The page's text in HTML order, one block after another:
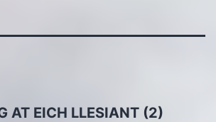
AT EICH LLESIANT (2)